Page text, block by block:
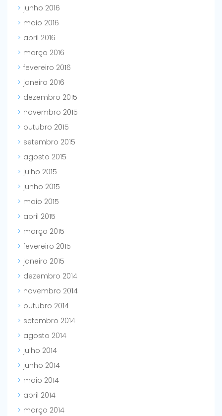
junho 2016
maio 2016
abril 2016
março 2016
fevereiro 2016
janeiro 2016
dezembro 2015
novembro 2015
outubro 2015
setembro 2015
agosto 2015
julho 2015
junho 2015
maio 2015
abril 2015
março 2015
fevereiro 2015
janeiro 2015
dezembro 2014
novembro 2014
outubro 2014
setembro 2014
agosto 2014
julho 2014
junho 2014
maio 2014
abril 2014
março 2014